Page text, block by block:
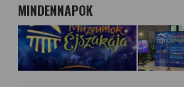
MINDENNAPOK